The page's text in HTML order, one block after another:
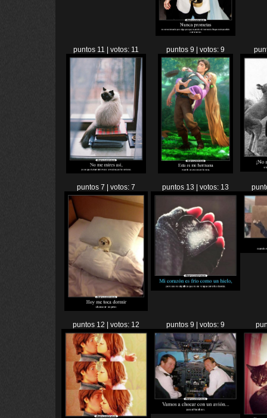
puntos 11 | votos: 11 puntos 9 | votos: 9
puntos 7 | votos: 7 puntos 13 | votos: 13
puntos 12 | votos: 12 puntos 9 | votos: 9